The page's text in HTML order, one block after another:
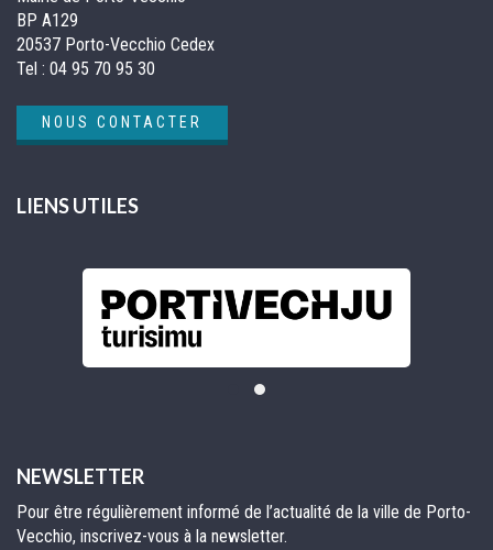
BP A129
20537 Porto-Vecchio Cedex
Tel : 04 95 70 95 30
NOUS CONTACTER
LIENS UTILES
NEWSLETTER
Pour être régulièrement informé de l’actualité de la ville de Porto-
Vecchio, inscrivez-vous à la newsletter.